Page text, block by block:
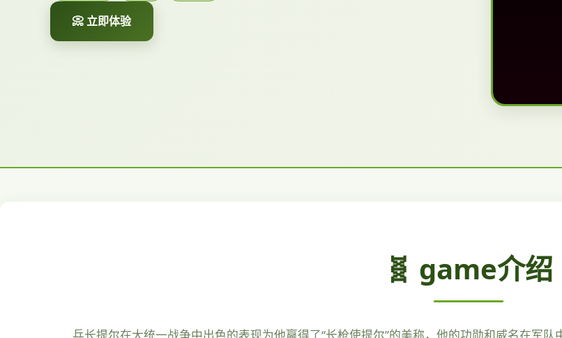
📀 立即体验
🧬 game介绍
兵长提尔在大统一战争中出色的表现为他赢得了“长枪使提尔”的美称，他的功勋和威名在军